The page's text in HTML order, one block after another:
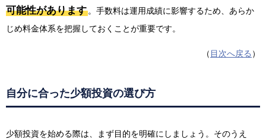
可能性があります 。手数料は運用成績に影響するため、あらか
じめ料金体系を把握しておくことが重要です。
（ 目次へ戻る ）
自分に合った少額投資の選び方
少額投資を始める際は、まず目的を明確にしましょう。そのうえ